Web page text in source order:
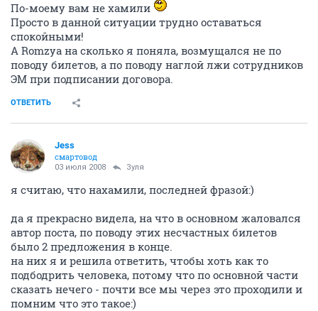
По-моему вам не хамили
Просто в данной ситуации трудно оставаться
спокойными!
А Romzya на сколько я поняла, возмущался не по
поводу билетов, а по поводу наглой лжи сотрудников
ЭМ при подписании договора.
ОТВЕТИТЬ
Jess
смартовод
03 июля 2008 Зуля
я считаю, что нахамили, последней фразой:)
да я прекрасно видела, на что в основном жаловался
автор поста, по поводу этих несчастных билетов
было 2 предложения в конце.
на них я и решила ответить, чтобы хоть как то
подбодрить человека, потому что по основной части
сказать нечего - почти все мы через это проходили и
помним что это такое:)